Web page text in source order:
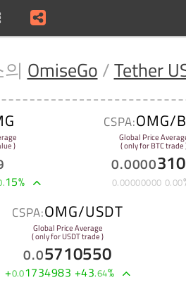
OmiseGo /Tether
)
.15%
CSPA:OMG/
Global Price
( only for BTC trade
0.0000
0.00000000 0.00
CSPA:OMG/USDT
Global Price Average
( only for USDT trade )
0.05710550
+0.01734983 +43.64%